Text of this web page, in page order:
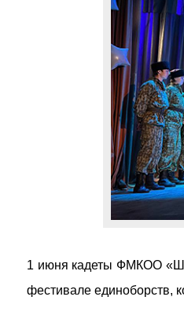
1 июня кадеты ФМКОО
фестивале единоборств,